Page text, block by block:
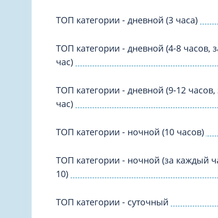
Венерология
Гематология
Гинекология
Иммунология
Кардиология
Клиническая психология
ТОП категории - дневной (3 часа)
ТОП категории - дневной (4-8 часов,
час)
ТОП категории - дневной (9-12
час)
ТОП категории - ночной (10 часов)
ТОП категории - ночной (за каждый
10)
ТОП категории - суточный